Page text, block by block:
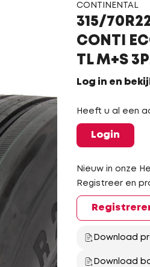
CONTINENTAL
315/
CONTI
TL M+S
Log in en
Heeft u al een
Login
Nieuw in onze
Registreer en
Download
Download